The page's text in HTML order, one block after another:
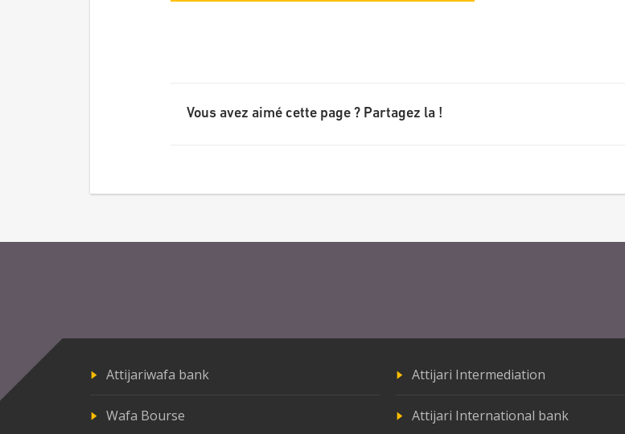
Vous avez aimé cette page ? Partagez la !
Attijariwafa bank Attijari Intermediation
Wafa Bourse Attijari International bank